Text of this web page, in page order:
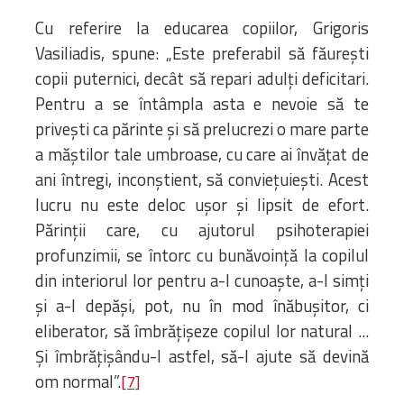
Cu referire la educarea copiilor, Grigoris
Vasiliadis, spune: „Este preferabil să făurești
copii puternici, decât să repari adulți deficitari.
Pentru a se întâmpla asta e nevoie să te
privești ca părinte și să prelucrezi o mare parte
a măștilor tale umbroase, cu care ai învățat de
ani întregi, inconștient, să conviețuiești. Acest
lucru nu este deloc ușor și lipsit de efort.
Părinții care, cu ajutorul psihoterapiei
profunzimii, se întorc cu bunăvoință la copilul
din interiorul lor pentru a-l cunoaște, a-l simți
și a-l depăși, pot, nu în mod înăbușitor, ci
eliberator, să îmbrățișeze copilul lor natural ...
Și îmbrățișându-l astfel, să-l ajute să devină
om normal”.[7]